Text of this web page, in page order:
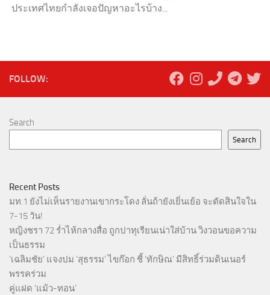
ประเทศไทยกำลังเจอปัญหาอะไรบ้าง...
FOLLOW:
Search
Search
Recent Posts
มท.1 ยังไม่เห็นรายงานเขากระโดง ลั่นถ้ายังเยิ่นเย้อ จะตัดสินใจใน
7-15 วัน!
หญิงชรา 72 ร่ำไห้กลางสื่อ ถูกปาทุเรียนเน่าใส่บ้าน วิงวอนขอความ
เป็นธรรม
‘เฉลิมชัย’ แจงปม ‘สุธรรม’ ไขก๊อก ชี้ ‘ทักษิณ’ มีสิทธิ์ร่วมดินเนอร์
พรรคร่วม
คู่แฝด ‘แม้ว-ทอน’